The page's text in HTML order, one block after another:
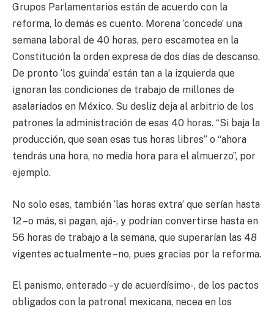
Grupos Parlamentarios están de acuerdo con la
reforma, lo demás es cuento. Morena ‘concede’ una
semana laboral de 40 horas, pero escamotea en la
Constitución la orden expresa de dos días de descanso.
De pronto ‘los guinda’ están tan a la izquierda que
ignoran las condiciones de trabajo de millones de
asalariados en México. Su desliz deja al arbitrio de los
patrones la administración de esas 40 horas. “Si baja la
producción, que sean esas tus horas libres” o “ahora
tendrás una hora, no media hora para el almuerzo”, por
ejemplo.
No solo esas, también ‘las horas extra’ que serían hasta
12 –o más, si pagan, ajá-, y podrían convertirse hasta en
56 horas de trabajo a la semana, que superarían las 48
vigentes actualmente –no, pues gracias por la reforma.
El panismo, enterado –y de acuerdísimo-, de los pactos
obligados con la patronal mexicana, necea en los